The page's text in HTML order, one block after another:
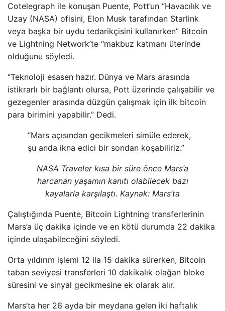
Cotelegraph ile konuşan Puente, Pott’un “Havacılık ve
Uzay (NASA) ofisini, Elon Musk tarafından Starlink
veya başka bir uydu tedarikçisini kullanırken” Bitcoin
ve Lightning Network’te “makbuz katmanı üterinde
olduğunu söyledi.
“Teknoloji esasen hazır. Dünya ve Mars arasında
istikrarlı bir bağlantı olursa, Pott üzerinde çalışabilir ve
gezegenler arasında düzgün çalışmak için ilk bitcoin
para birimini yapabilir.” Dedi.
“Mars açısından gecikmeleri simüle ederek,
şu anda ikna edici bir sondan koşabiliriz.”
NASA Traveler kısa bir süre önce Mars’a
harcanan yaşamın kanıtı olabilecek bazı
kayalarla karşılaştı. Kaynak: Mars’ta
Çalıştığında Puente, Bitcoin Lightning transferlerinin
Mars’a üç dakika içinde ve en kötü durumda 22 dakika
içinde ulaşabileceğini söyledi.
Orta yıldırım işlemi 12 ila 15 dakika sürerken, Bitcoin
taban seviyesi transferleri 10 dakikalık olağan bloke
süresini ve sinyal gecikmesine ek olarak alır.
Mars’ta her 26 ayda bir meydana gelen iki haftalık